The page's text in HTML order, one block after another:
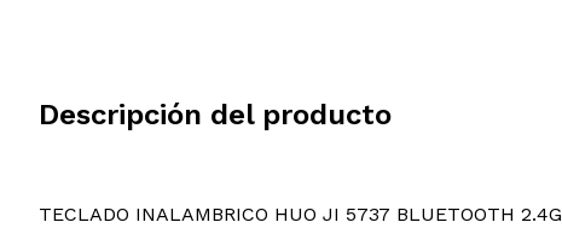
Descripción del producto
TECLADO INALAMBRICO HUO JI 5737 BLUETOOTH 2.4G